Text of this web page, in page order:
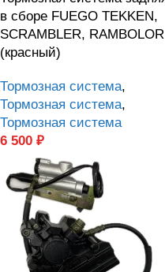
в сборе FUEGO TEKKEN,
SCRAMBLER, RAMBOLOR
(красный)
Тормозная система,
Тормозная система,
Тормозная система
6 500 ₽